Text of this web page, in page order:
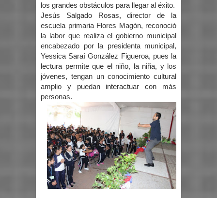
los grandes obstáculos para llegar al éxito.
Jesús Salgado Rosas, director de la
escuela primaria Flores Magón, reconoció
la labor que realiza el gobierno municipal
encabezado por la presidenta municipal,
Yessica Saraí González Figueroa, pues la
lectura permite que el niño, la niña, y los
jóvenes, tengan un conocimiento cultural
amplio y puedan interactuar con más
personas.